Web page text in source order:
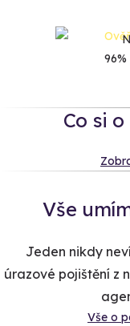
Co si
Vše
Jeden nikdy
úrazové pojištění z
Vše o